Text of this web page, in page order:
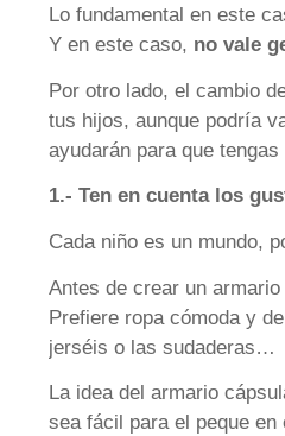
Lo fundamental en este
Y en este caso, no vale
Por otro lado, el cambio
tus hijos, aunque podría
ayudarán para que
1.- Ten en cuenta los
Cada niño es un mundo,
Antes de crear un
Prefiere ropa cómoda y
jerséis o las sudaderas…
La idea del armario
sea fácil para el peque